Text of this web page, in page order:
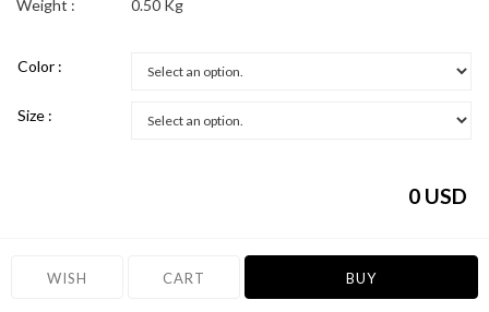
Weight :
0.50 Kg
Color :
Size :
0 USD
WISH CART BUY